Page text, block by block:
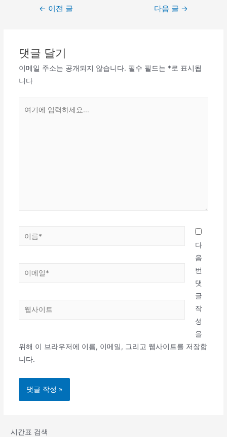
← 이전 글 다음 글 →
댓글 달기
이메일 주소는 공개되지 않습니다. 필수 필드는 *로 표시됩
니다
웹
트
다
음
번
댓
글
작
성
을
위해 이 브라우저에 이름, 이메일, 그리고 웹사이트를 저장합
니다.
시간표 검색